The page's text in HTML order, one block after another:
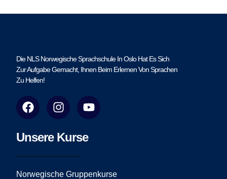
Die NLS Norwegische Sprachschule In Oslo Hat Es Sich
Zur Aufgabe Gemacht, Ihnen Beim Erlernen Von Sprachen
Zu Helfen!
F
a
e
o
o
I
n
t
g
r
Y
o
t
e
Unsere Kurse
Norwegische Gruppenkurse